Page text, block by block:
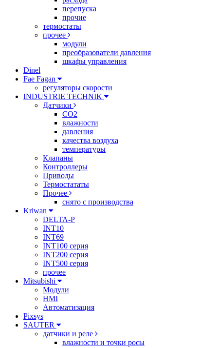
перепуска
прочие
термостаты
прочее
модули
преобразователи давления
шкафы управления
Dinel
Fae Fagan
регуляторы скорости
INDUSTRIE TECHNIK
Датчики
CO2
влажности
давления
качества воздуха
температуры
Клапаны
Контроллеры
Приводы
Термостататы
Прочее
снято с производства
Kriwan
DELTA-P
INT10
INT69
INT100 серия
INT200 серия
INT500 серия
прочее
Mitsubishi
Модули
HMI
Автоматизация
Pixsys
SAUTER
датчики и реле
влажности и точки росы